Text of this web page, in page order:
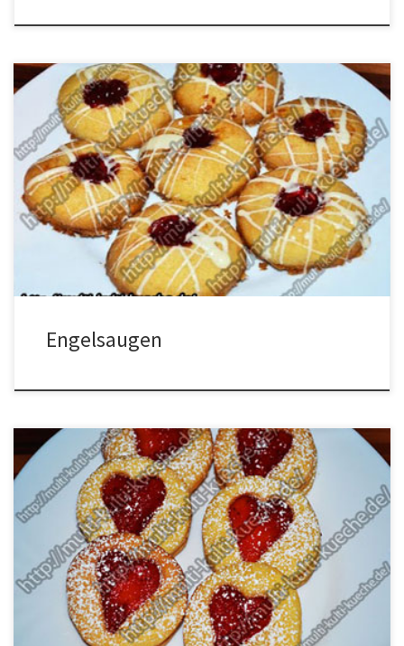
Zutaten für die Engelsaugen 250g Mehl200g Butter2 Eigelb50g
Zucker20 Puderzucker1 Päckchen Vanillezucker1
ZitronenschaleHimbeereJohannisbeerkonfitüreWeiße Schokolade
zum Dekorieren Zubereitung Alle Zutaten zusammen zu einem
glatten Teig verkneten. Jetzt noch etwas mit der Hand weiter
kneten. Den Teig in Frischhaltefolie wickeln und für 2 – 3 Stunden in
den Kühlschrank legen. Den Teig […]
Engelsaugen
Zutaten für Linzer Plätzchen Für den Teig250g Mehl1EL.
Rumaroma80g Zucker1 Päck. Vanilearoma130g Butter1 Eigelb Für
die FüllungErdbeermarmelade Zum bestreuenPuderzucker
Zubereitung Zutaten für den Teig in eine Schüssel geben und zu
einem Teig verkneten. Dann den Teig in Frischhaltefolie wickeln
und für 1 Stunde in den Kühlschrank stellen. Nach dem kühlen […]